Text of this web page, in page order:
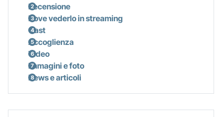
Recensione
Dove vederlo in streaming
Cast
Accoglienza
Video
Immagini e foto
News e articoli